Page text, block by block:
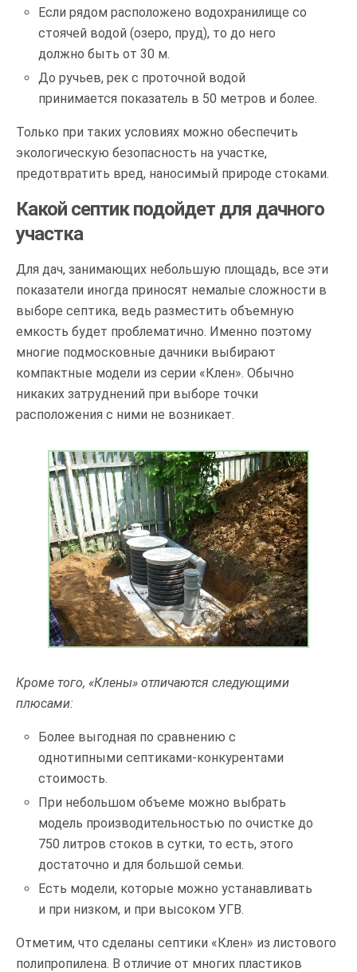
Если рядом расположено водохранилище со
стоячей водой (озеро, пруд), то до него
должно быть от 30 м.
До ручьев, рек с проточной водой
принимается показатель в 50 метров и более.
Только при таких условиях можно обеспечить
экологическую безопасность на участке,
предотвратить вред, наносимый природе стоками.
Какой септик подойдет для дачного
участка
Для дач, занимающих небольшую площадь, все эти
показатели иногда приносят немалые сложности в
выборе септика, ведь разместить объемную
емкость будет проблематично. Именно поэтому
многие подмосковные дачники выбирают
компактные модели из серии «Клен». Обычно
никаких затруднений при выборе точки
расположения с ними не возникает.
Кроме того, «Клены» отличаются следующими
плюсами:
Более выгодная по сравнению с
однотипными септиками-конкурентами
стоимость.
При небольшом объеме можно выбрать
модель производительностью по очистке до
750 литров стоков в сутки, то есть, этого
достаточно и для большой семьи.
Есть модели, которые можно устанавливать
и при низком, и при высоком УГВ.
Отметим, что сделаны септики «Клен» из листового
полипропилена. В отличие от многих пластиков